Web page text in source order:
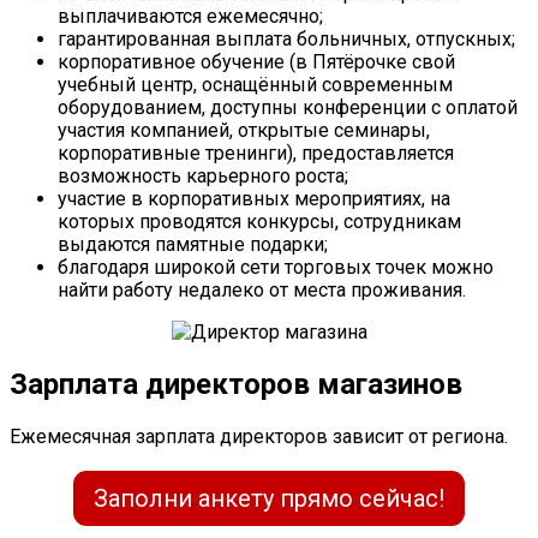
выплачиваются ежемесячно;
гарантированная выплата больничных, отпускных;
корпоративное обучение (в Пятёрочке свой
учебный центр, оснащённый современным
оборудованием, доступны конференции с оплатой
участия компанией, открытые семинары,
корпоративные тренинги), предоставляется
возможность карьерного роста;
участие в корпоративных мероприятиях, на
которых проводятся конкурсы, сотрудникам
выдаются памятные подарки;
благодаря широкой сети торговых точек можно
найти работу недалеко от места проживания.
Зарплата директоров магазинов
Ежемесячная зарплата директоров зависит от региона.
Заполни анкету прямо сейчас!